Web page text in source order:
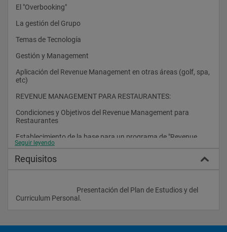
El "Overbooking"
La gestión del Grupo
Temas de Tecnología
Gestión y Management
Aplicación del Revenue Management en otras áreas (golf, spa,
etc)
REVENUE MANAGEMENT PARA RESTAURANTES:
Condiciones y Objetivos del Revenue Management para
Restaurantes
Establecimiento de la base para un programa de "Revenue
Management"
Gestión del Espacio
Políticas y Cálculo de Precios Óptimos
Seguir leyendo
Requisitos
Curriculum Personal.